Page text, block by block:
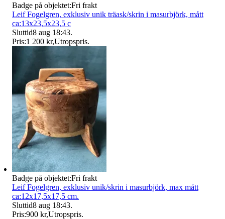
Badge på objektet:Fri frakt
Leif Fogelgren, exklusiv unik träask/skrin i masurbjörk, mått
ca:13x23,5x23,5 c
Sluttid8 aug 18:43.
Pris:1 200 kr,Utropspris.
Badge på objektet:Fri frakt
Leif Fogelgren, exklusiv unik/skrin i masurbjörk, max mått
ca:12x17,5x17,5 cm.
Sluttid8 aug 18:43.
Pris:900 kr,Utropspris.